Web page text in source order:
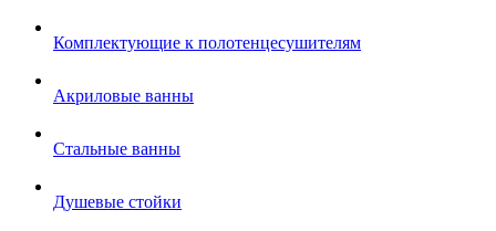
Комплектующие к полотенцесушителям
Акриловые ванны
Стальные ванны
Душевые стойки